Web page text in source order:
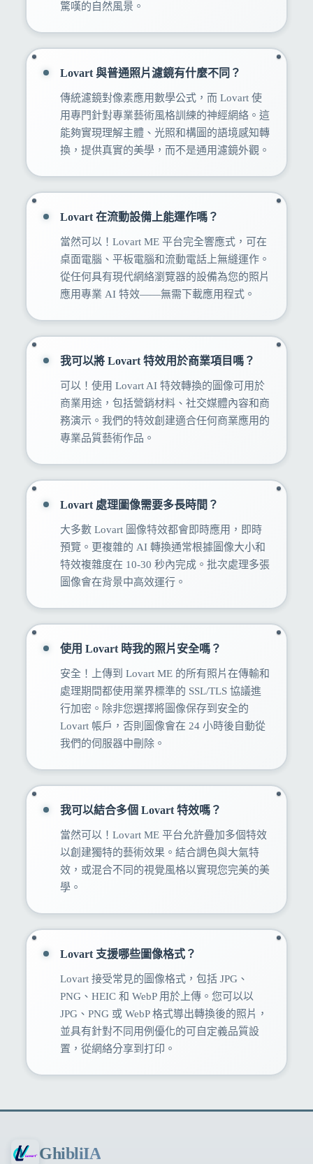
驚嘆的自然風景。
Lovart 與普通照片濾鏡有什麼不同？
傳統濾鏡對像素應用數學公式，而 Lovart 使
用專門針對專業藝術風格訓練的神經網絡。這
能夠實現理解主體、光照和構圖的語境感知轉
換，提供真實的美學，而不是通用濾鏡外觀。
Lovart 在流動設備上能運作嗎？
當然可以！Lovart ME 平台完全響應式，可在
桌面電腦、平板電腦和流動電話上無縫運作。
從任何具有現代網絡瀏覽器的設備為您的照片
應用專業 AI 特效——無需下載應用程式。
我可以將 Lovart 特效用於商業項目嗎？
可以！使用 Lovart AI 特效轉換的圖像可用於
商業用途，包括營銷材料、社交媒體內容和商
務演示。我們的特效創建適合任何商業應用的
專業品質藝術作品。
Lovart 處理圖像需要多長時間？
大多數 Lovart 圖像特效都會即時應用，即時
預覽。更複雜的 AI 轉換通常根據圖像大小和
特效複雜度在 10-30 秒內完成。批次處理多張
圖像會在背景中高效運行。
使用 Lovart 時我的照片安全嗎？
安全！上傳到 Lovart ME 的所有照片在傳輸和
處理期間都使用業界標準的 SSL/TLS 協議進
行加密。除非您選擇將圖像保存到安全的
Lovart 帳戶，否則圖像會在 24 小時後自動從
我們的伺服器中刪除。
我可以結合多個 Lovart 特效嗎？
當然可以！Lovart ME 平台允許疊加多個特效
以創建獨特的藝術效果。結合調色與大氣特
效，或混合不同的視覺風格以實現您完美的美
學。
Lovart 支援哪些圖像格式？
Lovart 接受常見的圖像格式，包括 JPG、
PNG、HEIC 和 WebP 用於上傳。您可以以
JPG、PNG 或 WebP 格式導出轉換後的照片，
並具有針對不同用例優化的可自定義品質設
置，從網絡分享到打印。
GhibliIA